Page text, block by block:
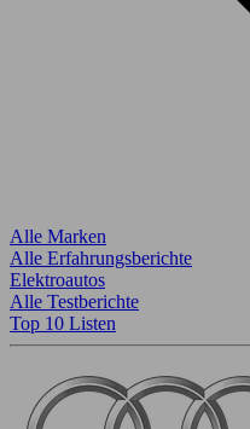
Alle Marken
Alle Erfahrungsberichte
Elektroautos
Alle Testberichte
Top 10 Listen